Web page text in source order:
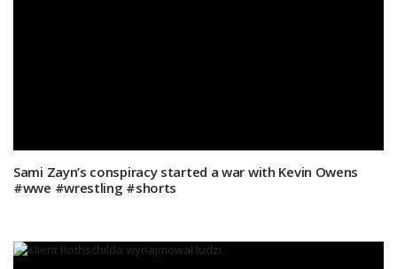
Sami Zayn’s conspiracy started a war with Kevin Owens
#wwe #wrestling #shorts